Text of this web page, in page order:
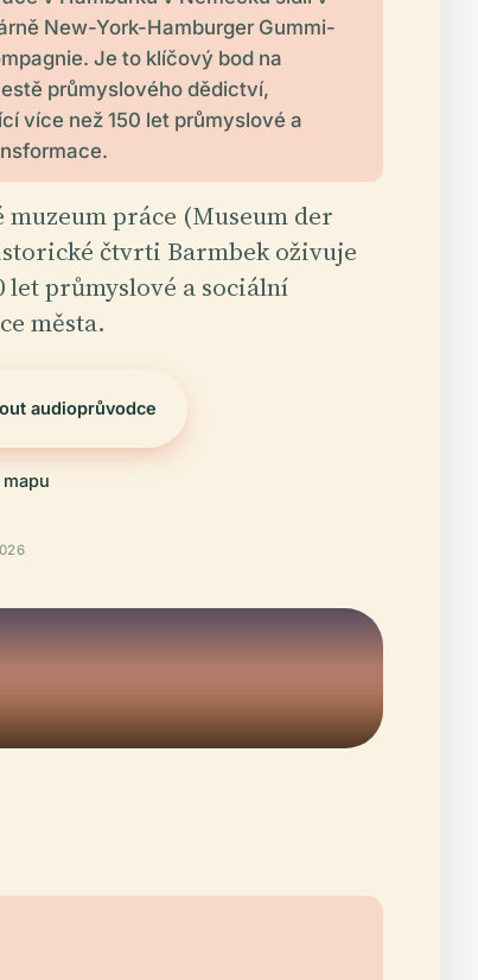
New-York-Hamburger Gummi-
Je to klíčový bod na
průmyslového dědictví,
více než 150 let průmyslové a
muzeum práce (Museum der
čtvrti Barmbek oživuje
let průmyslové a sociální
města.
audioprůvodce